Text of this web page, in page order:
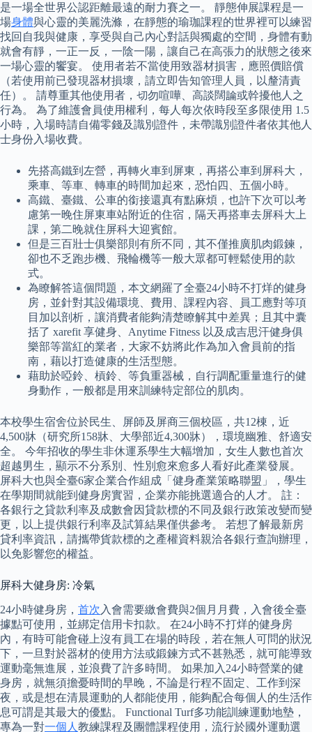
是一場全世界公認距離最遠的耐力賽之一。 靜態伸展課程是一
場身體與心靈的美麗洗滌，在靜態的瑜珈課程的世界裡可以練習
找回自我與健康，享受與自己內心對話與獨處的空間，身體有動
就會有靜，一正一反，一陰一陽，讓自己在高張力的狀態之後來
一場心靈的饗宴。 使用者若不當使用致器材損害，應照價賠償
（若使用前已發現器材損壞，請立即告知管理人員，以釐清責
任）。 請尊重其他使用者，切勿喧嘩、高談闊論或幹擾他人之
行為。 為了維護會員使用權利，每人每次依時段至多限使用 1.5
小時，入場時請自備零錢及識別證件，未帶識別證件者依其他人
士身份入場收費。
先搭高鐵到左營，再轉火車到屏東，再搭公車到屏科大，
乘車、等車、轉車的時間加起來，恐怕四、五個小時。
高鐵、臺鐵、公車的銜接還真有點麻煩，也許下次可以考
慮第一晚住屏東車站附近的住宿，隔天再搭車去屏科大上
課，第二晚就住屏科大迎賓館。
但是三百壯士俱樂部則有所不同，其不僅推廣肌肉鍛鍊，
卻也不乏跑步機、飛輪機等一般大眾都可輕鬆使用的款
式。
為瞭解答這個問題，本文網羅了全臺24小時不打烊的健身
房，並針對其設備環境、費用、課程內容、員工應對等項
目加以剖析，讓消費者能夠清楚瞭解其中差異；且其中囊
括了 xarefit 享健身、Anytime Fitness 以及成吉思汗健身俱
樂部等當紅的業者，大家不妨將此作為加入會員前的指
南，藉以打造健康的生活型態。
藉助於啞鈴、槓鈴、等負重器械，自行調配重量進行的健
身動作，一般都是用來訓練特定部位的肌肉。
本校學生宿舍位於民生、屏師及屏商三個校區，共12棟，近
4,500牀（研究所158牀、大學部近4,300牀），環境幽雅、舒適安
全。 今年招收的學生非休運系學生大幅增加，女生人數也首次
超越男生，顯示不分系別、性別愈來愈多人看好此產業發展。
屏科大也與全臺6家企業合作組成「健身產業策略聯盟」，學生
在學期間就能到健身房實習，企業亦能挑選適合的人才。 註：
各銀行之貸款利率及成數會因貸款標的不同及銀行政策改變而變
更，以上提供銀行利率及試算結果僅供參考。 若想了解最新房
貸利率資訊，請攜帶貨款標的之產權資料親洽各銀行查詢辦理，
以免影響您的權益。
屏科大健身房: 冷氣
24小時健身房， 首次 入會需要繳會費與2個月月費，入會後全臺
據點可使用，並綁定信用卡扣款。 在24小時不打烊的健身房
內，有時可能會碰上沒有員工在場的時段，若在無人可問的狀況
下，一旦對於器材的使用方法或鍛鍊方式不甚熟悉，就可能導致
運動毫無進展，並浪費了許多時間。 如果加入24小時營業的健
身房，就無須擔憂時間的早晚，不論是行程不固定、工作到深
夜，或是想在清晨運動的人都能使用，能夠配合每個人的生活作
息可謂是其最大的優點。 Functional Turf多功能訓練運動地墊，
專為一對一個人 教練課程及團體課程使用，流行於國外運動選